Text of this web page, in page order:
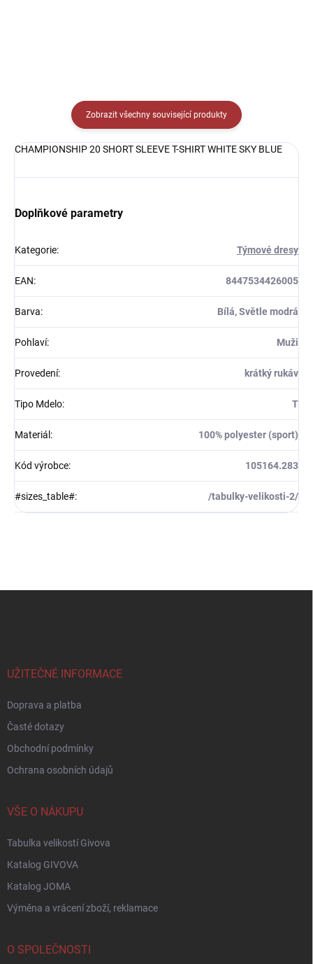
Zobrazit všechny související produkty
CHAMPIONSHIP 20 SHORT SLEEVE T-SHIRT WHITE SKY BLUE
Doplňkové parametry
Kategorie: Týmové dresy
EAN: 8447534426005
Barva: Bílá, Světle modrá
Pohlaví: Muži
Provedení: krátký rukáv
Tipo Mdelo: T
Materiál : 100% polyester (sport)
Kód výrobce: 105164.283
#sizes_table#: /tabulky-velikosti-2/
UŽITEČNÉ INFORMACE
Doprava a platba
Časté dotazy
Obchodní podmínky
Ochrana osobních údajů
VŠE O NÁKUPU
Tabulka velikostí Givova
Katalog GIVOVA
Katalog JOMA
Výměna a vrácení zboží, reklamace
O SPOLEČNOSTI